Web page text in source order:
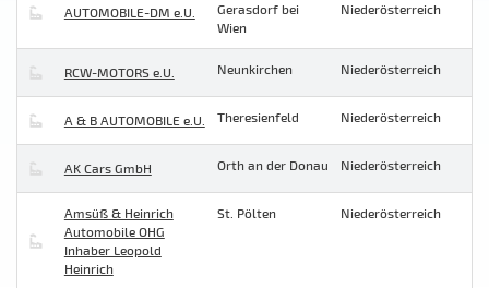
AUTOMOBILE-DM e.U.
Gerasdorf bei
Wien
Niederösterreich
RCW-MOTORS e.U. Neunkirchen Niederösterreich
A & B AUTOMOBILE e.U. Theresienfeld Niederösterreich
AK Cars GmbH Orth an der Donau Niederösterreich
Amsüß & Heinrich
Automobile OHG
Inhaber Leopold
Heinrich
St. Pölten Niederösterreich